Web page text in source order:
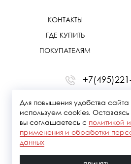
КОНТАКТЫ
ГДЕ КУПИТЬ
ПОКУПАТЕЛЯМ
Для повышения удобства
используем cookies.
вы соглашаетесь с политикой
применения и обработки
данных